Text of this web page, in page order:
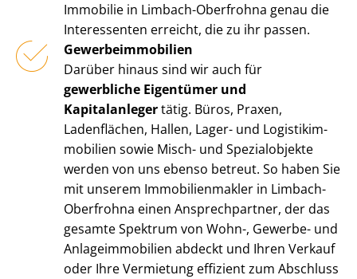
Immobilie in Limbach-Oberfrohna genau die
Interessenten erreicht, die zu ihr passen.
Ge­wer­be­im­mo­bi­li­en
Darüber hinaus sind wir auch für
gewerbliche Eigentümer und
Kapitalanlegertätig. Büros, Praxen,
Ladenflächen, Hallen, Lager- und Lo­gis­tik­im­
mo­bi­li­en sowie Misch- und Spezialobjekte
werden von uns ebenso betreut. So haben Sie
mit unserem Im­mo­bi­li­en­mak­ler in Limbach-
Oberfrohna einen Ansprechpartner, der das
gesamte Spektrum von Wohn-, Gewerbe- und
An­la­ge­im­mo­bi­li­en abdeckt und Ihren Verkauf
oder Ihre Vermietung effizient zum Abschluss